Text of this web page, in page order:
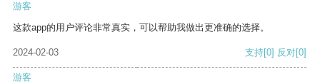
游客
这款app的用户评论非常真实，可以帮助我做出更准确的选择。
2024-02-03 支持[0] 反对[0]
游客